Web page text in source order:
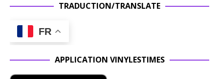
TRADUCTION/TRANSLATE
FR
APPLICATION VINYLESTIMES